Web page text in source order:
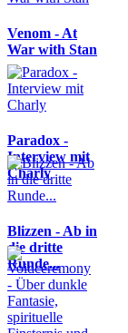
Venom - At
War with Stan
Paradox -
Interview mit
Charly
Blizzen - Ab in
die dritte
Runde...